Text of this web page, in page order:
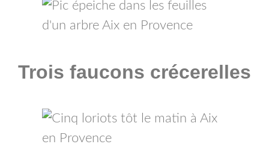
Trois faucons crécerelles